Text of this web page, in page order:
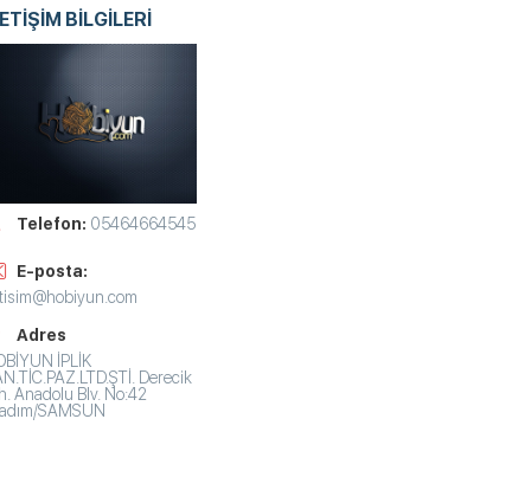
BİLGİLERİ
Telefon: 05464664545
E-posta:
Adres
İPLİK
Derecik
Anadolu Blv. No:42
SAMSUN